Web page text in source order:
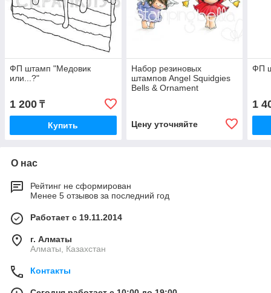
ФП штамп "Медовик
или...?"
1 200 ₸
Купить
Набор резиновых
штампов Angel Squidgies
Bells & Ornament
Цену уточняйте
ФП
1
О нас
Рейтинг не сформирован
Менее 5 отзывов за последний год
Работает с 19.11.2014
г. Алматы
Алматы, Казахстан
Контакты